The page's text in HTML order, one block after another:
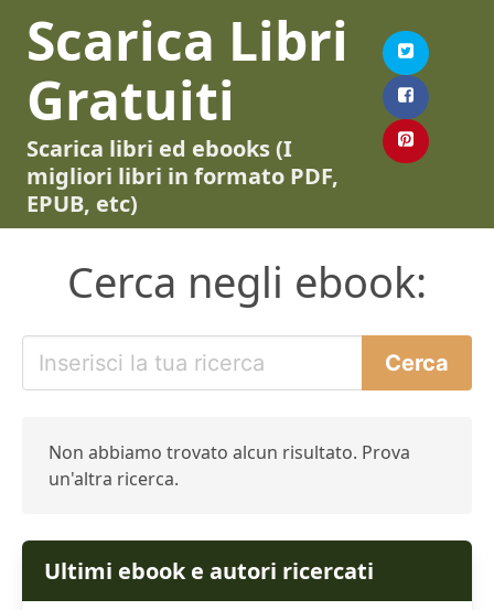
Scarica Libri
Gratuiti
Scarica libri ed ebooks (I
migliori libri in formato PDF,
EPUB, etc)
Cerca negli ebook:
Non abbiamo trovato alcun risultato. Prova
un'altra ricerca.
Ultimi ebook e autori ricercati